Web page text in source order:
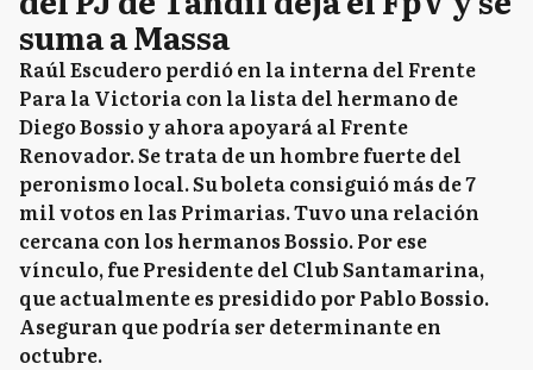
suma a Massa
Raúl Escudero perdió en la interna del Frente
Para la Victoria con la lista del hermano de
Diego Bossio y ahora apoyará al Frente
Renovador. Se trata de un hombre fuerte del
peronismo local. Su boleta consiguió más de 7
mil votos en las Primarias. Tuvo una relación
cercana con los hermanos Bossio. Por ese
vínculo, fue Presidente del Club Santamarina,
que actualmente es presidido por Pablo Bossio.
Aseguran que podría ser determinante en
octubre.